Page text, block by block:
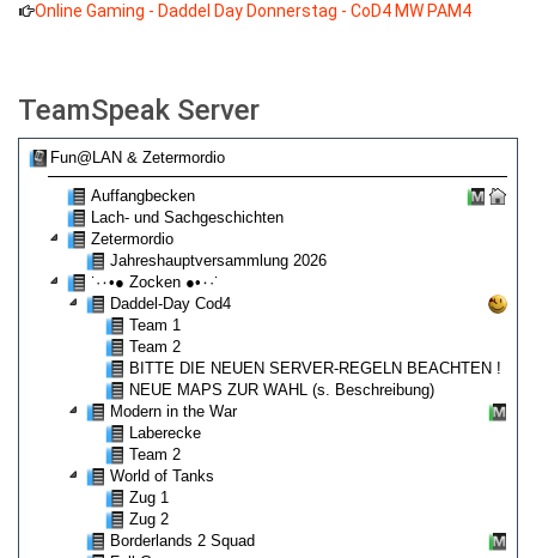
Online Gaming - Daddel Day Donnerstag - CoD4 MW PAM4
TeamSpeak Server